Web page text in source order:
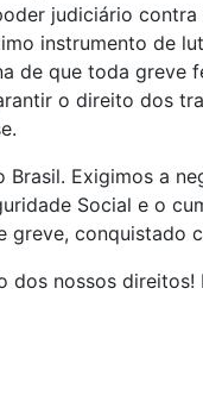
judiciário
instrumento de
de que toda
o direito dos
Exigimos a
Social e o
conquistado
nossos